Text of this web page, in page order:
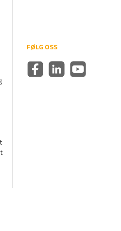
FØLG OSS